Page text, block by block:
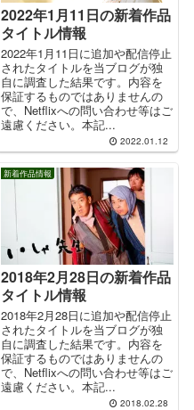
2022年1月11日の新着作品
タイトル情報
2022年1月11日に追加や配信停止
されたタイトルを当ブログが独
自に調査した結果です。内容を
保証するものではありませんの
で、Netflixへの問い合わせ等はご
遠慮ください。本記...
2022.01.12
新着作品情報
2018年2月28日の新着作品
タイトル情報
2018年2月28日に追加や配信停止
されたタイトルを当ブログが独
自に調査した結果です。内容を
保証するものではありませんの
で、Netflixへの問い合わせ等はご
遠慮ください。本記...
2018.02.28